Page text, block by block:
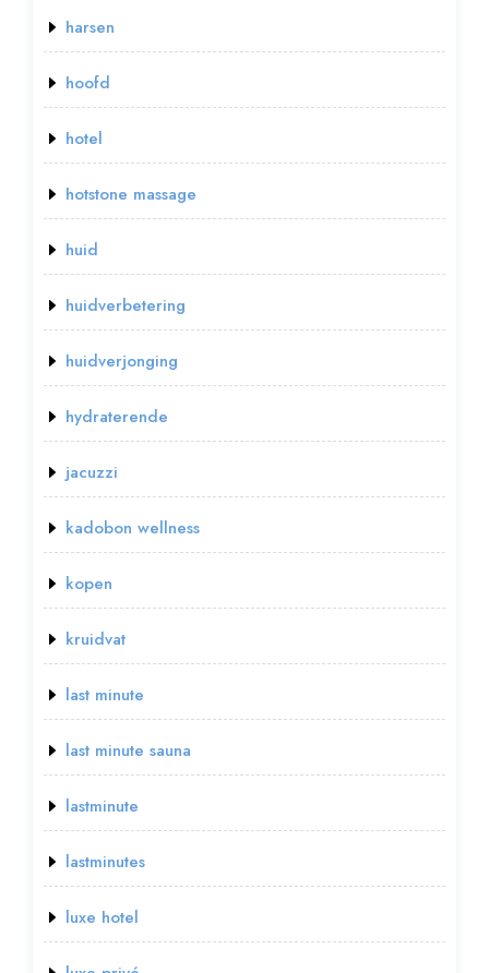
harsen
hoofd
hotel
hotstone massage
huid
huidverbetering
huidverjonging
hydraterende
jacuzzi
kadobon wellness
kopen
kruidvat
last minute
last minute sauna
lastminute
lastminutes
luxe hotel